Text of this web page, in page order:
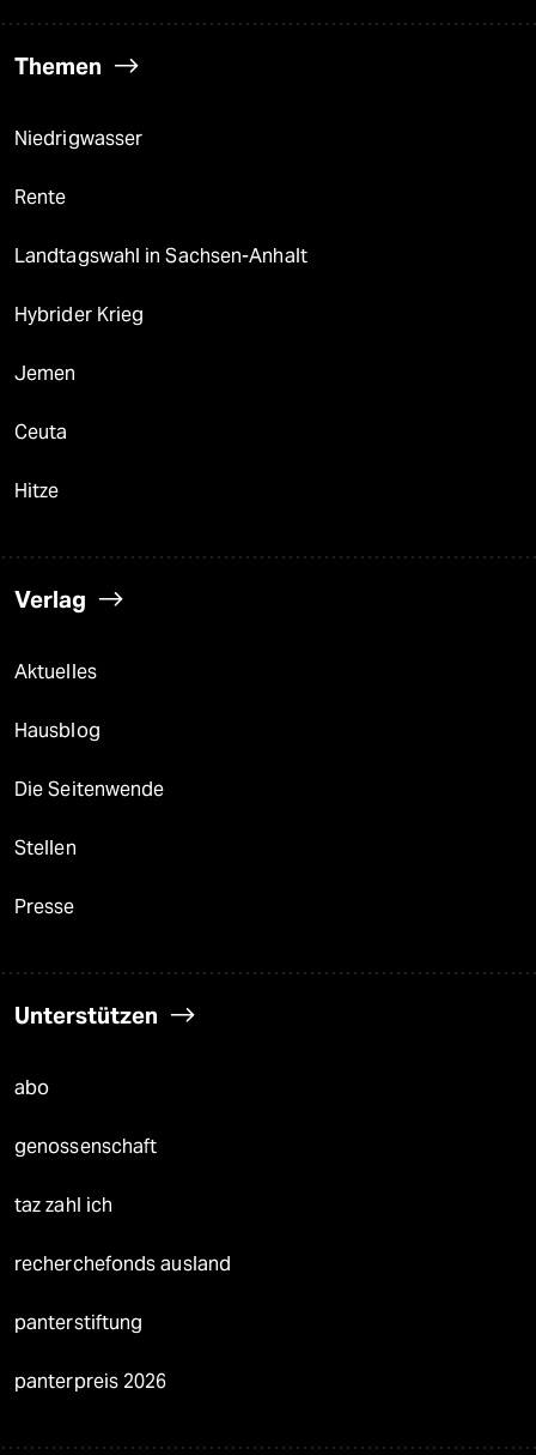
Themen
Niedrigwasser
Rente
Landtagswahl in Sachsen-Anhalt
Hybrider Krieg
Jemen
Ceuta
Hitze
Verlag
Aktuelles
Hausblog
Die Seitenwende
Stellen
Presse
Unterstützen
abo
genossenschaft
taz zahl ich
recherchefonds ausland
panterstiftung
panterpreis 2026